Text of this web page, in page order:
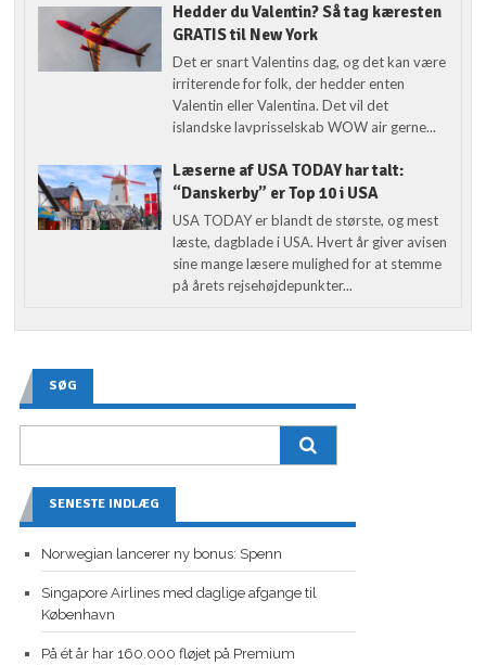
Hedder du Valentin? Så tag kæresten
GRATIS til New York
Det er snart Valentins dag, og det kan være
irriterende for folk, der hedder enten
Valentin eller Valentina. Det vil det
islandske lavprisselskab WOW air gerne...
Læserne af USA TODAY har talt:
“Danskerby” er Top 10 i USA
USA TODAY er blandt de største, og mest
læste, dagblade i USA. Hvert år giver avisen
sine mange læsere mulighed for at stemme
på årets rejsehøjdepunkter...
SØG
SENESTE INDLÆG
Norwegian lancerer ny bonus: Spenn
Singapore Airlines med daglige afgange til
København
På ét år har 160.000 fløjet på Premium